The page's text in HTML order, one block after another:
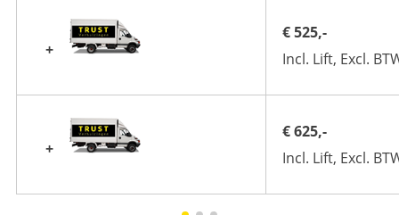
+
+
€ 525,-
Incl. Lift, Excl.
€ 625,-
Incl. Lift, Excl.